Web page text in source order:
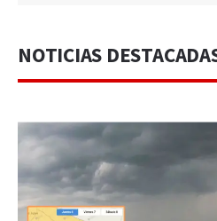
NOTICIAS